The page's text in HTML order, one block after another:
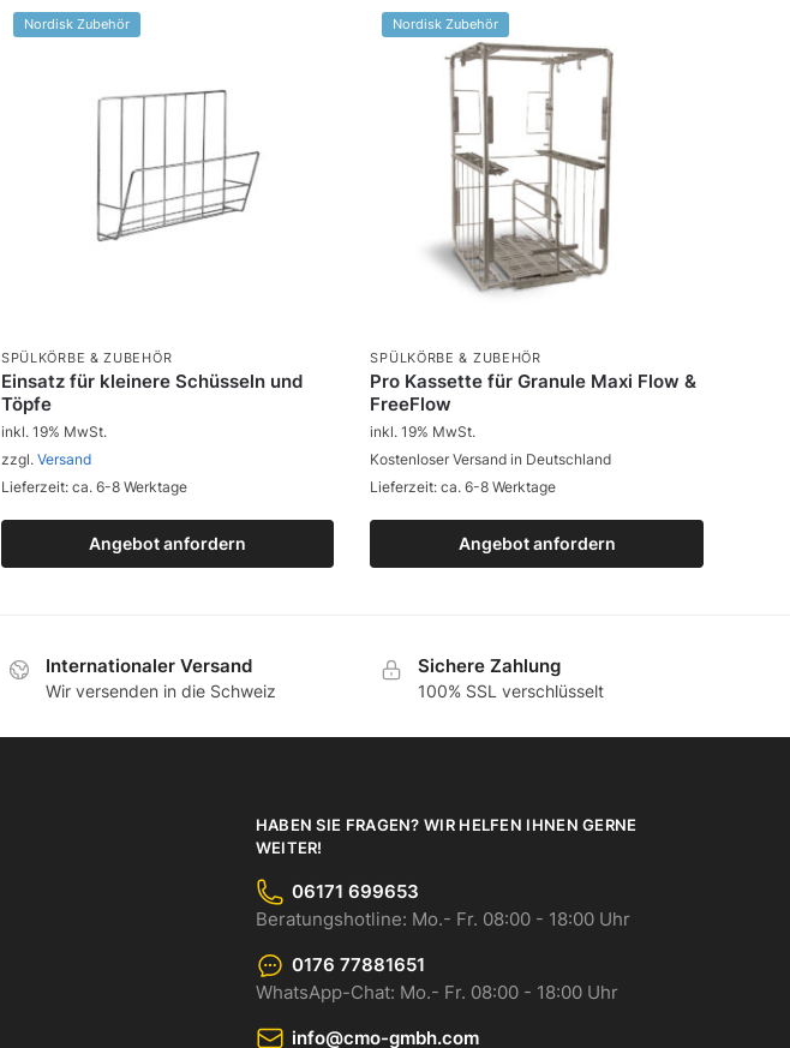
Nordisk Zubehör
SPÜLKÖRBE & ZUBEHÖR
Einsatz für kleinere Schüsseln und
Töpfe
Zum Produkt
Angebot anfordern
inkl. 19% MwSt.
zzgl. Versand
Lieferzeit: ca. 6-8 Werktage
Nordisk Zubehör
SPÜLKÖRBE & ZUBEHÖR
Pro Kassette für Granule Maxi Flow &
FreeFlow
Zum Produkt
Angebot anfordern
inkl. 19% MwSt.
Kostenloser Versand in Deutschland
Lieferzeit: ca. 6-8 Werktage
Internationaler Versand
Wir versenden in die Schweiz
Sichere Zahlung
100% SSL verschlüsselt
HABEN SIE FRAGEN? WIR HELFEN IHNEN GERNE
WEITER!
06171 699653
Beratungshotline: Mo.- Fr. 08:00 - 18:00 Uhr
0176 77881651
WhatsApp-Chat: Mo.- Fr. 08:00 - 18:00 Uhr
info@cmo-gmbh.com